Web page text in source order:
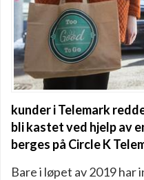
kunder i Telemark
bli kastet ved hjelp av
berges på Circle K
Bare i løpet av 2019 har